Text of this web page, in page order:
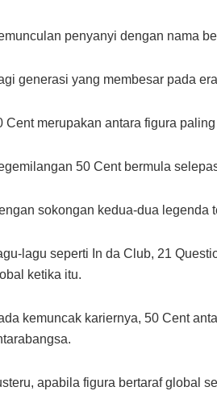
penyanyi dengan nama
generasi yang membesar pada
Cent merupakan antara figura
50 Cent bermula
sokongan kedua-dua legenda
lagu seperti In da Club, 21
ketika itu.
kemuncak kariernya, 50 Cent
apabila figura bertaraf global